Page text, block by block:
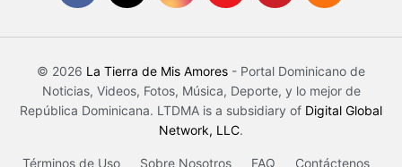
© 2026 La Tierra de Mis Amores - Portal Dominicano de
Noticias, Videos, Fotos, Música, Deporte, y lo mejor de
República Dominicana. LTDMA is a subsidiary of Digital Global
Network, LLC.
Términos de Uso Sobre Nosotros FAQ Contáctenos